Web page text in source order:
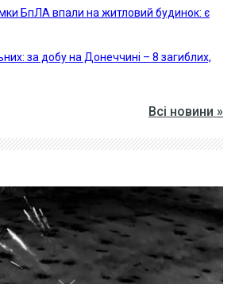
БпЛА впали на житловий будинок: є
за добу на Донеччині – 8 загиблих,
Всі новини »